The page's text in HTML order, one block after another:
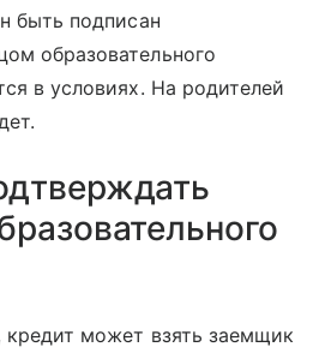
быть подписан
образовательного
в условиях. На родителей
кредит может взять заемщик